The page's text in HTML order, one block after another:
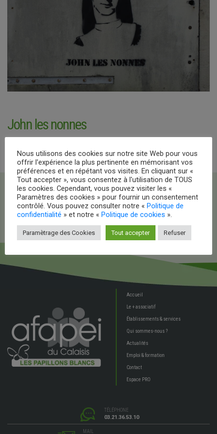
John les nonnes
Accueil
Le + associatif
Établissements & services
Qui sommes-nous ?
Actualités
Emploi & formation
Contact
Espace PRO
TÉLÉPHONE
03.21.36.53.10
MAIL
Nous utilisons des cookies sur notre site Web pour vous
offrir l'expérience la plus pertinente en mémorisant vos
préférences et en répétant vos visites. En cliquant sur «
Tout accepter », vous consentez à l'utilisation de TOUS
les cookies. Cependant, vous pouvez visiter les «
Paramètres des cookies » pour fournir un consentement
contrôlé. Vous pouvez consulter notre « Politique de
confidentialité » et notre « Politique de cookies ».
Paramètrage des Cookies Tout accepter Refuser